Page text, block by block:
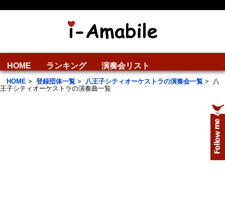
HOME ランキング 演奏会リスト
HOME > 登録団体一覧 > 八王子シティオーケストラの演奏会一覧 > 八
王子シティオーケストラの演奏曲一覧